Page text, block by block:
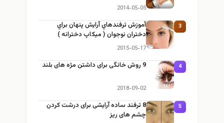
2014-05-05
3
آموزش ترفندهاي آرایش پنهان براي
دختران نوجوان ( میکاپ دخترانه )
2015-05-17
4 9 روش خانگی برای داشتن مژه های بلند
2018-09-02
5
8 ترفند ساده آرایشی برای درشت کردن
چشم های ریز